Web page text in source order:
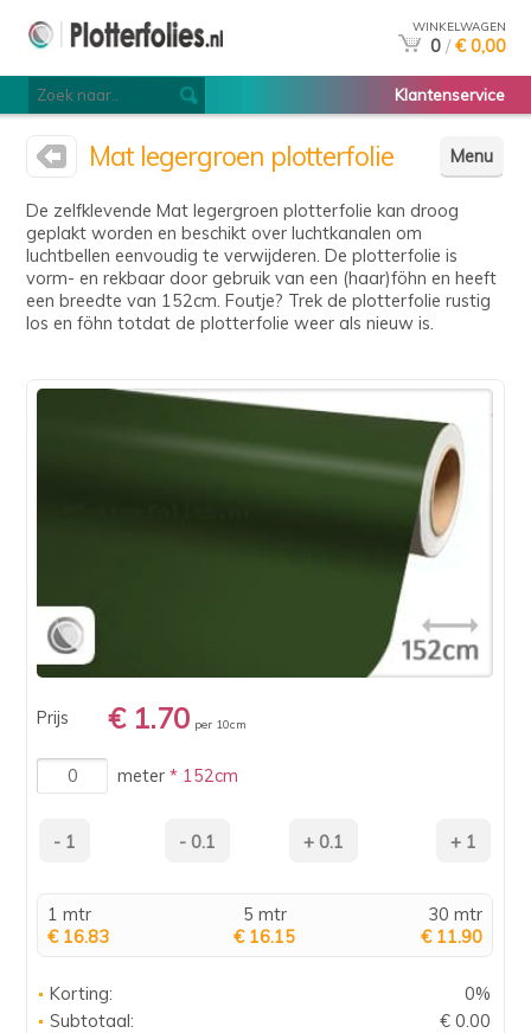
WINKELWAGEN
0 / € 0,00
Klantenservice
Menu
Mat legergroen plotterfolie
De zelfklevende Mat legergroen plotterfolie kan droog
geplakt worden en beschikt over luchtkanalen om
luchtbellen eenvoudig te verwijderen. De plotterfolie is
vorm- en rekbaar door gebruik van een (haar)föhn en heeft
een breedte van 152cm. Foutje? Trek de plotterfolie rustig
los en föhn totdat de plotterfolie weer als nieuw is.
Prijs € 1.70 per 10cm
meter* 152cm
1 mtr
€ 16.83
5 mtr
€ 16.15
30 mtr
€ 11.90
Korting:
0%
Subtotaal:
€ 0.00